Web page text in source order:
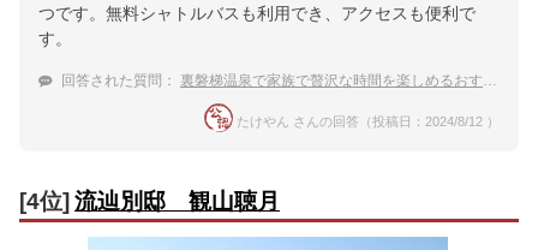
つです。無料シャトルバスも利用でき、アクセスも便利で
す。
回答された質問： 裏磐梯温泉で家族で贅沢な時間を楽しめるおすすめ宿
たけやん さんの回答（投稿日：2024/8/12 ）
[4位] 流辿別邸 観山聴月